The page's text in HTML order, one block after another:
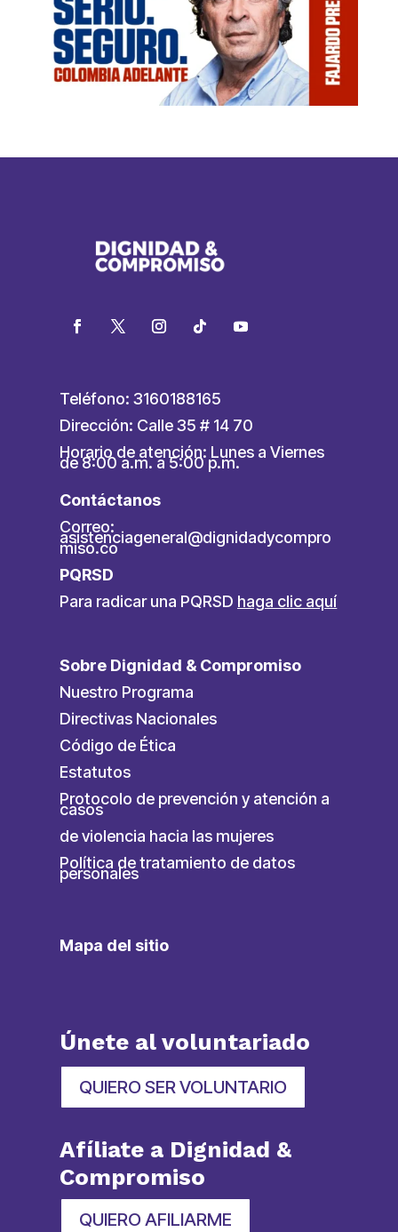
Teléfono: 3160188165
Dirección: Calle 35 # 14 70
Horario de atención: Lunes a Viernes
de 8:00 a.m. a 5:00 p.m.
Contáctanos
Correo:
asistenciageneral@dignidadycompro
miso.co
PQRSD
Para radicar una PQRSD haga clic aquí
Sobre Dignidad & Compromiso
Nuestro Programa
Directivas Nacionales
Código de Ética
Estatutos
Protocolo de prevención y atención a
casos
de violencia hacia las mujeres
Política de tratamiento de datos
personales
Mapa del sitio
Únete al voluntariado
QUIERO SER VOLUNTARIO
Afíliate a Dignidad &
Compromiso
QUIERO AFILIARME